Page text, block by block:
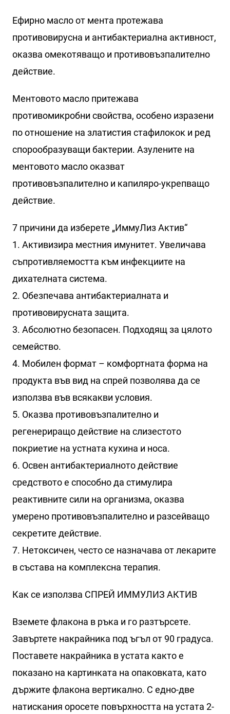
Ефирно масло от мента протежава
противовирусна и антибактериална активност,
оказва омекотяващо и противовъзпалително
действие.
Ментовото масло притежава
противомикробни свойства, особено изразени
по отношение на златистия стафилокок и ред
спорообразуващи бактерии. Азулените на
ментовото масло оказват
противовъзпалително и капиляро-укрепващо
действие.
7 причини да изберете „ИммуЛиз Актив“
1. Активизира местния имунитет. Увеличава
съпротивляемостта към инфекциите на
дихателната система.
2. Обезпечава антибактериалната и
противовирусната защита.
3. Абсолютно безопасен. Подходящ за цялото
семейство.
4. Мобилен формат – комфортната форма на
продукта във вид на спрей позволява да се
използва във всякакви условия.
5. Оказва противовъзпалително и
регенериращо действие на слизестото
покриетие на устната кухина и носа.
6. Освен антибактериалното действие
средството е способно да стимулира
реактивните сили на организма, оказва
умерено противовъзпалително и разсейващо
секретите действие.
7. Нетоксичен, често се назначава от лекарите
в състава на комплексна терапия.
Как се използва СПРЕЙ ИММУЛИЗ АКТИВ
Вземете флакона в ръка и го разтърсете.
Завъртете накрайника под ъгъл от 90 градуса.
Поставете накрайника в устата както е
показано на картинката на опаковката, като
държите флакона вертикално. С едно-две
натискания оросете повърхността на устата 2-